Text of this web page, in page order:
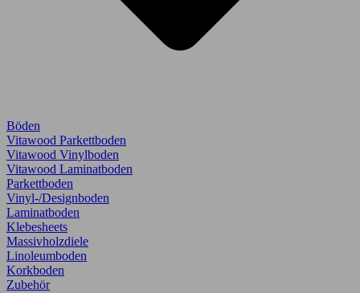
Böden
Vitawood Parkettboden
Vitawood Vinylboden
Vitawood Laminatboden
Parkettboden
Vinyl-/Designboden
Laminatboden
Klebesheets
Massivholzdiele
Linoleumboden
Korkboden
Zubehör